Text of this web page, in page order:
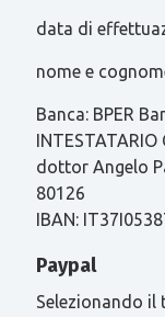
data di
nome e
Banca: BPER
dottor Angelo
80126
IBAN:
Paypal
Selezionando il